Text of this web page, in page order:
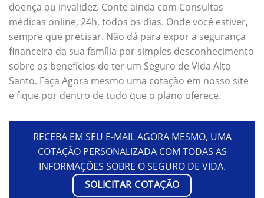
doença ou invalidez. Conte ainda com Consultas
médicas online, 24h, todos os dias. Onde você estiver,
sempre que precisar. Não dá para expor a segurança
financeira da sua família por simples desconhecimento
sobre os benefícios de ter um Seguro de Vida Alto
Santo. Faça Agora mesmo uma cotação em nosso site
e fique por dentro de tudo que o plano oferece.
RECEBA EM SEU E-MAIL AGORA MESMO, UMA
COTAÇÃO PERSONALIZADA COM TODAS AS
INFORMAÇÕES SOBRE O SEGURO DE VIDA.
SOLICITAR COTAÇÃO